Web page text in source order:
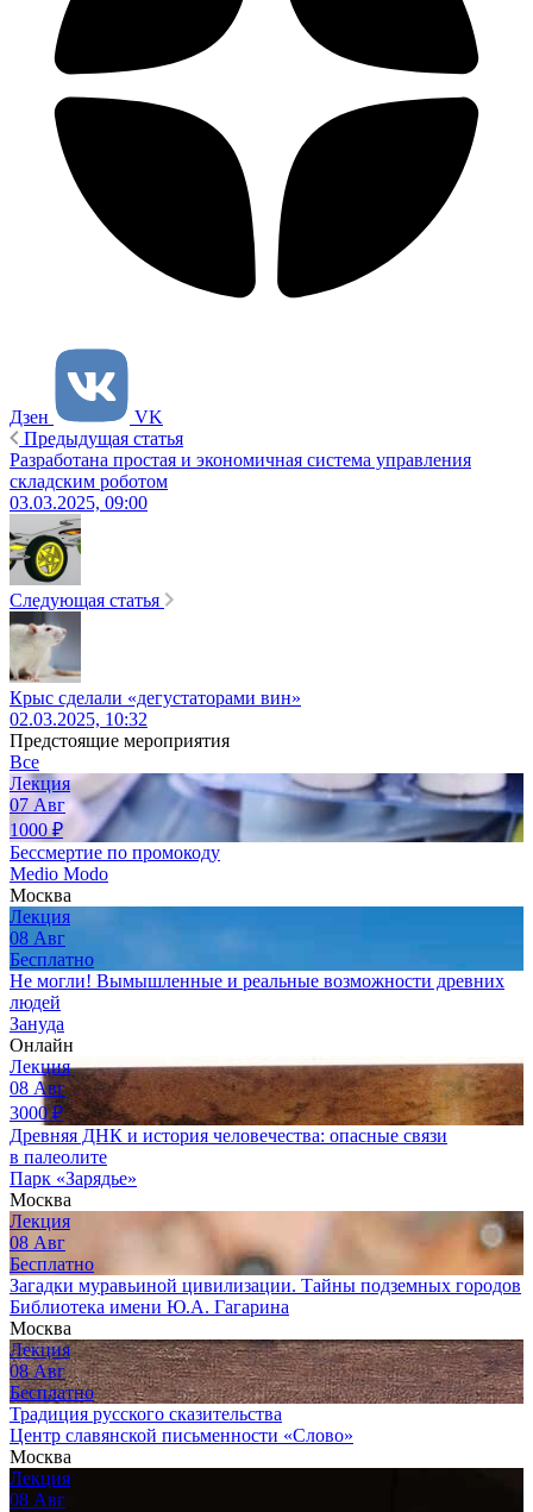
Дзен
VK
Предыдущая статья
Разработана простая и экономичная система управления
складским роботом
03.03.2025, 09:00
Следующая статья
Крыс сделали «дегустаторами вин»
02.03.2025, 10:32
Предстоящие мероприятия
Все
Лекция
07 Авг
1000₽
Бессмертие по промокоду
Medio Modo
Москва
Лекция
08 Авг
Бесплатно
Не могли! Вымышленные и реальные возможности древних
людей
Зануда
Онлайн
Лекция
08 Авг
3000₽
Древняя ДНК и история человечества: опасные связи
в палеолите
Парк «Зарядье»
Москва
Лекция
08 Авг
Бесплатно
Загадки муравьиной цивилизации. Тайны подземных городов
Библиотека имени Ю.А. Гагарина
Москва
Лекция
08 Авг
Бесплатно
Традиция русского сказительства
Центр славянской письменности «Слово»
Москва
Лекция
08 Авг